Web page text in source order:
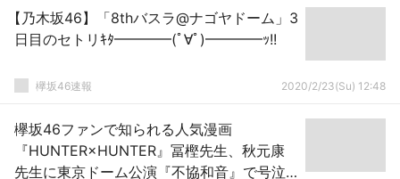
【乃木坂46】「8thバスラ@ナゴヤドーム」3
日目のセトリｷﾀ━━━━(ﾟ∀ﾟ)━━━━ｯ!!
欅坂46速報 2020/2/23(Su) 12:48
欅坂46ファンで知られる人気漫画
『HUNTER×HUNTER』冨樫先生、秋元康
先生に東京ドーム公演『不協和音』で号泣